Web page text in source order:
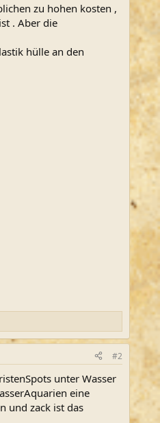
zu hohen kosten ,
. Aber die
hülle an den
#2
unter Wasser
eine
und zack ist das